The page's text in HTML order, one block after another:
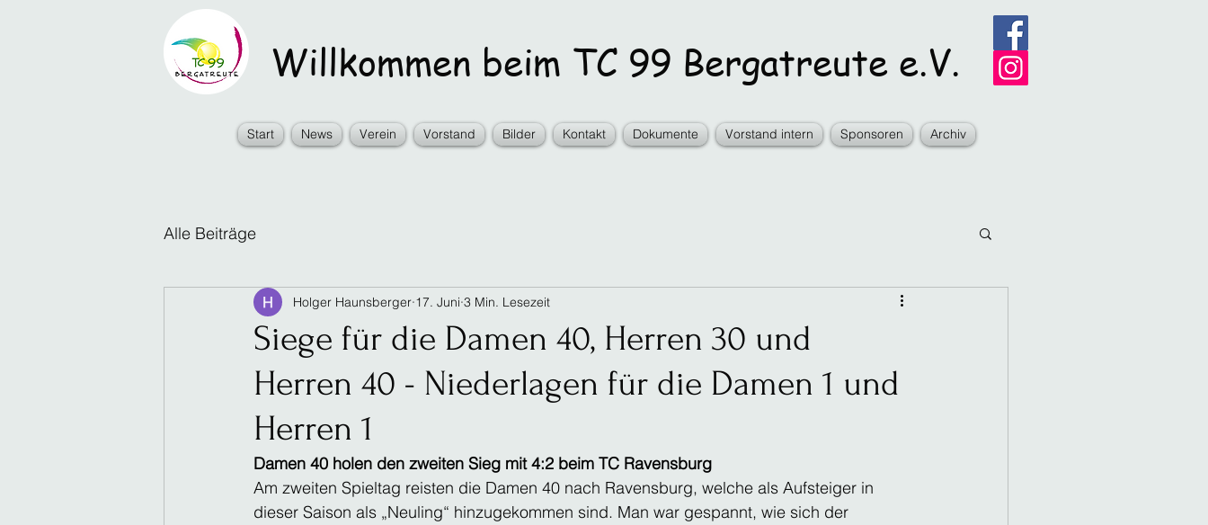
Start News Verein Vorstand Bilder Kontakt Dokumente Vorstand intern Sponsoren Archiv
Willkommen beim TC 99 Bergatreute e.V.
Alle Beiträge
Siege für die Damen 40, Herren 30 und
Herren 40 - Niederlagen für die Damen 1 und
Herren 1
Holger Haunsberger 17. Juni 3 Min. Lesezeit
Damen 40 holen den zweiten Sieg mit 4:2 beim TC Ravensburg
Am zweiten Spieltag reisten die Damen 40 nach Ravensburg, welche als Aufsteiger in
dieser Saison als „Neuling“ hinzugekommen sind. Man war gespannt, wie sich der